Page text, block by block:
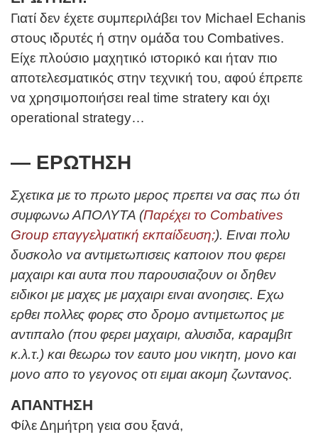
Γιατί δεν έχετε συμπεριλάβει τον Michael Echanis
στους ιδρυτές ή στην ομάδα του Combatives.
Είχε πλούσιο μαχητικό ιστορικό και ήταν πιο
αποτελεσματικός στην τεχνική του, αφού έπρεπε
να χρησιμοποιήσει real time stratery και όχι
operational strategy…
— ΕΡΩΤΗΣΗ
Σχετικα με το πρωτο μερος πρεπει να σας πω ότι
συμφωνω ΑΠΟΛΥΤΑ (Παρέχει το Combatives
Group επαγγελματική εκπαίδευση;). Ειναι πολυ
δυσκολο να αντιμετωπισεις καποιον που φερει
μαχαιρι και αυτα που παρουσιαζουν οι δηθεν
ειδικοι με μαχες με μαχαιρι ειναι ανοησιες. Εχω
ερθει πολλες φορες στο δρομο αντιμετωπος με
αντιπαλο (που φερει μαχαιρι, αλυσιδα, καραμβιτ
κ.λ.τ.) και θεωρω τον εαυτο μου νικητη, μονο και
μονο απο το γεγονος οτι ειμαι ακομη ζωντανος.
ΑΠΑΝΤΗΣΗ
Φίλε Δημήτρη γεια σου ξανά,